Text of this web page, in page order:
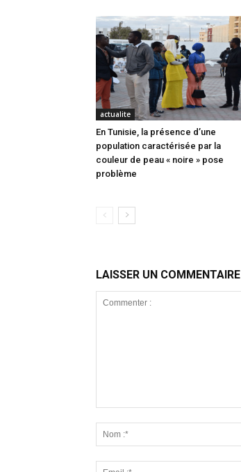
actualite
En Tunisie, la présence d’une
population caractérisée par la
couleur de peau « noire » pose
problème
LAISSER UN COMMENTAIRE